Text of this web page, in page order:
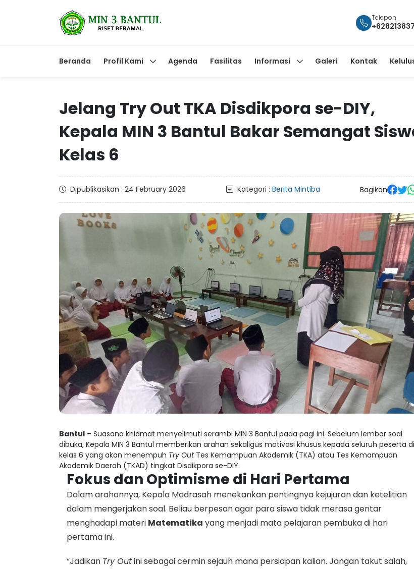
Telepon
Beranda Profil Kami Agenda Fasilitas Informasi Galeri Kontak
Jelang Try Out TKA Disdikpora se-DIY,
Kepala MIN 3 Bantul Bakar Semangat
Kelas 6
Dipublikasikan : 24 February 2026 Kategori : Berita Mintiba Bagikan
Bantul – Suasana khidmat menyelimuti serambi MIN 3 Bantul pada pagi ini. Sebelum lembar soal
dibuka, Kepala MIN 3 Bantul memberikan arahan sekaligus motivasi khusus kepada seluruh peserta
kelas 6 yang akan menempuh Try OutTes Kemampuan Akademik (TKA) atau Tes Kemampuan
Akademik Daerah (TKAD) tingkat Disdikpora se-DIY.
Fokus dan Optimisme di Hari Pertama
Dalam arahannya, Kepala Madrasah menekankan pentingnya kejujuran dan ketelitian
dalam mengerjakan soal. Beliau berpesan agar para siswa tidak merasa gentar
menghadapi materi Matematika yang menjadi mata pelajaran pembuka di hari
pertama ini.
“Jadikan Try Outini sebagai cermin sejauh mana persiapan kalian. Jangan takut salah,